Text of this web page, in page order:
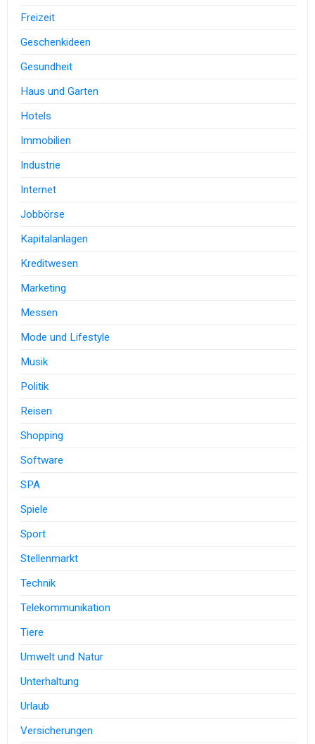
Freizeit
Geschenkideen
Gesundheit
Haus und Garten
Hotels
Immobilien
Industrie
Internet
Jobbörse
Kapitalanlagen
Kreditwesen
Marketing
Messen
Mode und Lifestyle
Musik
Politik
Reisen
Shopping
Software
SPA
Spiele
Sport
Stellenmarkt
Technik
Telekommunikation
Tiere
Umwelt und Natur
Unterhaltung
Urlaub
Versicherungen